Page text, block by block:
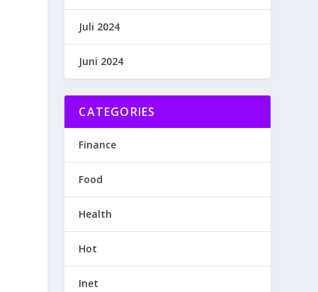
Juli 2024
Juni 2024
CATEGORIES
Finance
Food
Health
Hot
Inet